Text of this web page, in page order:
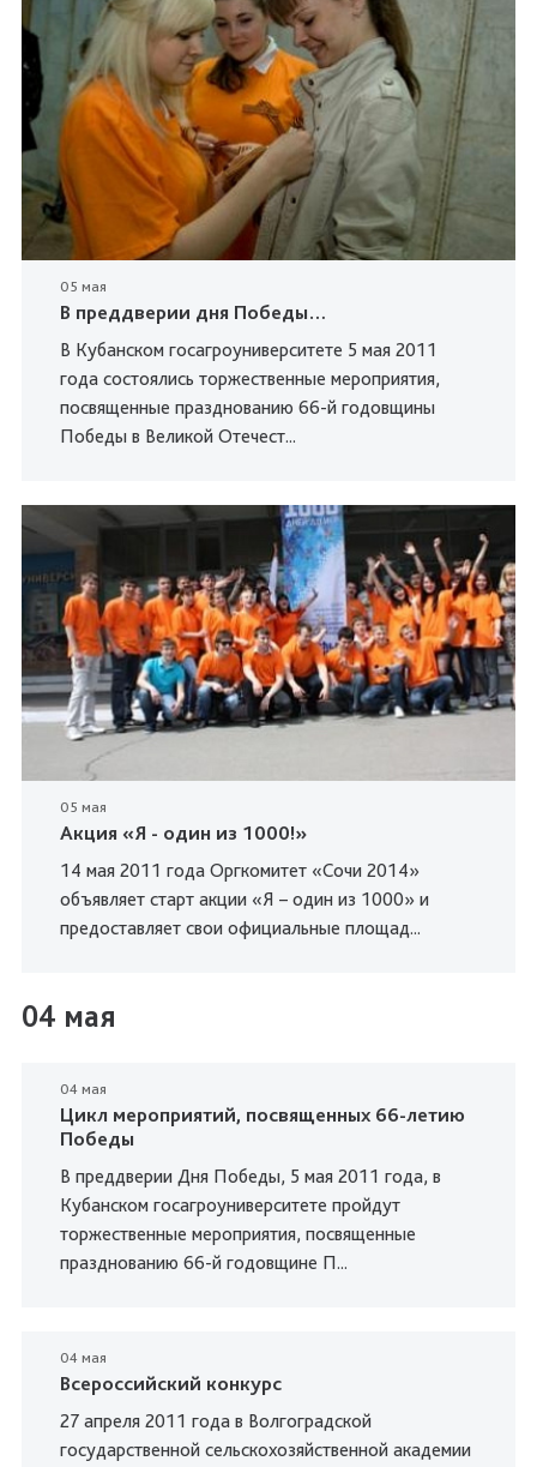
05 мая
В преддверии дня Победы…
В Кубанском госагроуниверситете 5 мая 2011
года состоялись торжественные мероприятия,
посвященные празднованию 66-й годовщины
Победы в Великой Отечест...
05 мая
Акция «Я - один из 1000!»
14 мая 2011 года Оргкомитет «Сочи 2014»
объявляет старт акции «Я – один из 1000» и
предоставляет свои официальные площад...
04 мая
04 мая
Цикл мероприятий, посвященных 66-летию
Победы
В преддверии Дня Победы, 5 мая 2011 года, в
Кубанском госагроуниверситете пройдут
торжественные мероприятия, посвященные
празднованию 66-й годовщине П...
04 мая
Всероссийский конкурс
27 апреля 2011 года в Волгоградской
государственной сельскохозяйственной академии